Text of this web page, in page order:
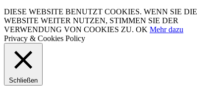
DIESE WEBSITE BENUTZT COOKIES. WENN SIE DIE
WEBSITE WEITER NUTZEN, STIMMEN SIE DER
VERWENDUNG VON COOKIES ZU. OK Mehr dazu
Privacy & Cookies Policy
Schließen